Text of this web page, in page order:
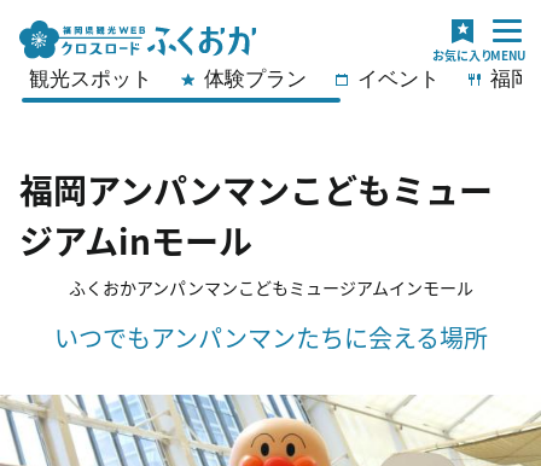
観光スポット 体験プラン イベント 福岡
福岡アンパンマンこどもミュー
ジアムinモール
ふくおかアンパンマンこどもミュージアムインモール
いつでもアンパンマンたちに会える場所